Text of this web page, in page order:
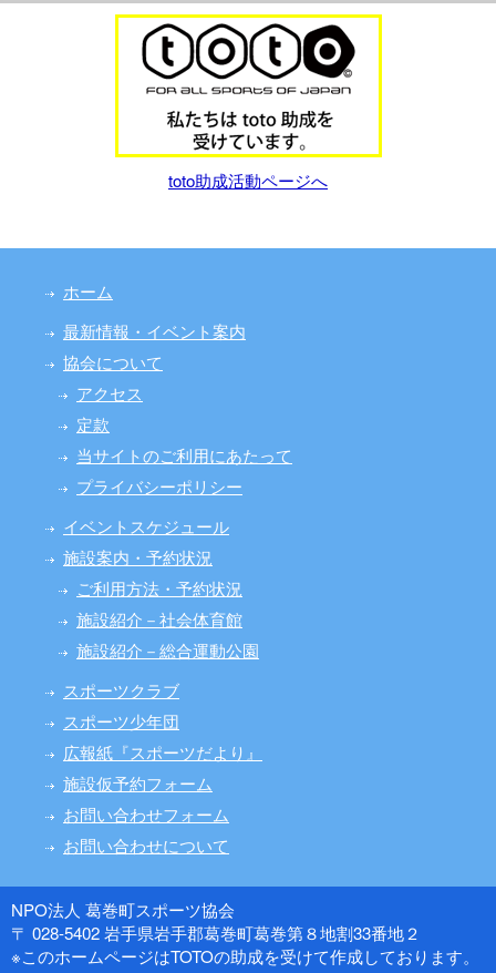
toto助成活動ページへ
ホーム
最新情報・イベント案内
協会について
アクセス
定款
当サイトのご利用にあたって
プライバシーポリシー
イベントスケジュール
施設案内・予約状況
ご利用方法・予約状況
施設紹介－社会体育館
施設紹介－総合運動公園
スポーツクラブ
スポーツ少年団
広報紙『スポーツだより』
施設仮予約フォーム
お問い合わせフォーム
お問い合わせについて
NPO法人 葛巻町スポーツ協会
〒 028-5402 岩手県岩手郡葛巻町葛巻第８地割33番地２
※このホームページはTOTOの助成を受けて作成しております。